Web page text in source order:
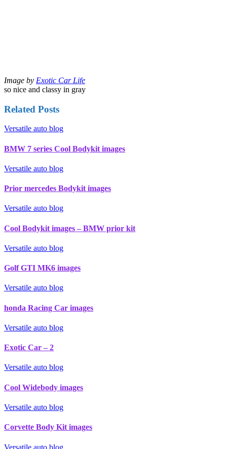
Image by Exotic Car Life
so nice and classy in gray
Related Posts
Versatile auto blog
BMW 7 series Cool Bodykit images
Versatile auto blog
Prior mercedes Bodykit images
Versatile auto blog
Cool Bodykit images – BMW prior kit
Versatile auto blog
Golf GTI MK6 images
Versatile auto blog
honda Racing Car images
Versatile auto blog
Exotic Car – 2
Versatile auto blog
Cool Widebody images
Versatile auto blog
Corvette Body Kit images
Versatile auto blog